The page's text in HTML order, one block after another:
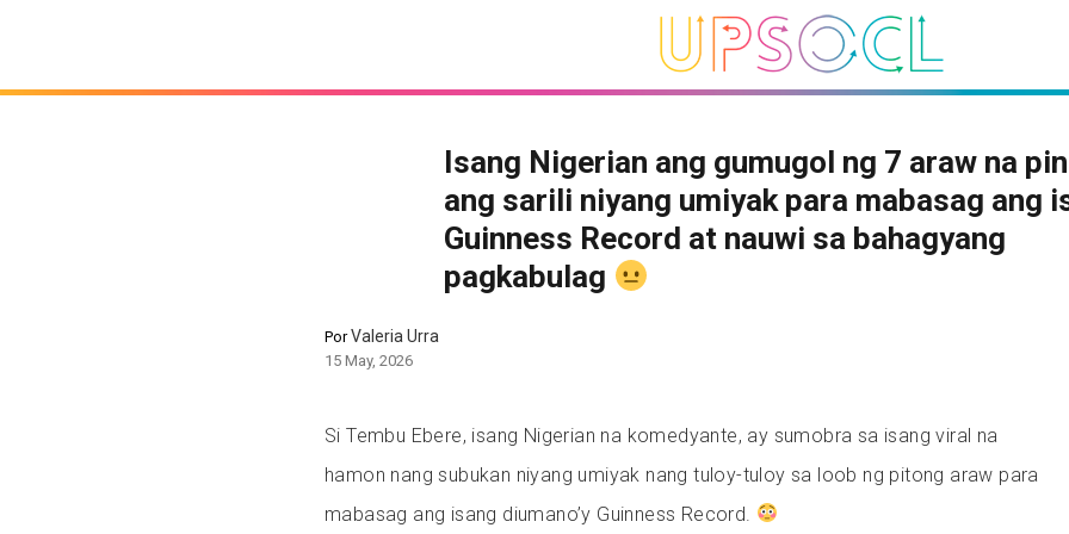
Isang Nigerian ang gumugol ng 7 araw na
ang sarili niyang umiyak para mabasag ang
Guinness Record at nauwi sa bahagyang
pagkabulag
PorValeria Urra
15 May, 2026
Si Tembu Ebere, isang Nigerian na komedyante, ay sumobra sa isang viral na
hamon nang subukan niyang umiyak nang tuloy-tuloy sa loob ng pitong araw para
mabasag ang isang diumano’y Guinness Record.